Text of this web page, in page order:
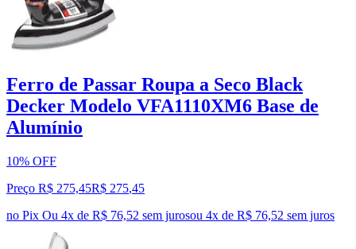
Ferro de Passar Roupa a Seco Black
Decker Modelo VFA1110XM6 Base de
Alumínio
10% OFF
Preço R$ 275,45R$ 275,45
no Pix Ou 4x de R$ 76,52 sem jurosou 4x de R$ 76,52 sem juros